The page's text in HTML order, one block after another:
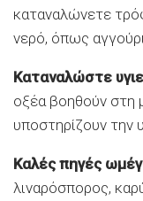
καταναλώνετε
νερό, όπως
Καταναλώστε
οξέα βοηθούν στη
υποστηρίζουν την
Καλές πηγές
λιναρόσπορος,